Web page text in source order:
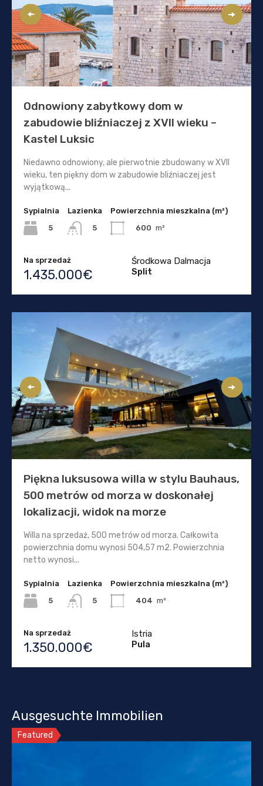
Odnowiony zabytkowy dom w
zabudowie bliźniaczej z XVII wieku –
Kastel Luksic
Niedawno odnowiony, ale pierwotnie zbudowany w XVII
wieku, ten piękny dom w zabudowie bliźniaczej jest
wyjątkową...
Sypialnia
5
Lazienka
5
Powierzchnia mieszkalna (m²)
600 m²
Na sprzedaż
1.435.000€
Środkowa Dalmacja
Split
Piękna luksusowa willa w stylu Bauhaus,
500 metrów od morza w doskonałej
lokalizacji, widok na morze
Willa na sprzedaż, 500 metrów od morza. Całkowita
powierzchnia domu wynosi 504,57 m2. Powierzchnia
netto wynosi...
Sypialnia
5
Lazienka
5
Powierzchnia mieszkalna (m²)
404 m²
Na sprzedaż
1.350.000€
Istria
Pula
Ausgesuchte Immobilien
Featured